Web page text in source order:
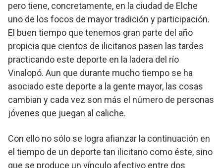
pero tiene, concretamente, en la ciudad de Elche
uno de los focos de mayor tradición y participación.
El buen tiempo que tenemos gran parte del año
propicia que cientos de ilicitanos pasen las tardes
practicando este deporte en la ladera del río
Vinalopó. Aun que durante mucho tiempo se ha
asociado este deporte a la gente mayor, las cosas
cambian y cada vez son más el número de personas
jóvenes que juegan al caliche.
Con ello no sólo se logra afianzar la continuación en
el tiempo de un deporte tan ilicitano como éste, sino
que se produce un vínculo afectivo entre dos